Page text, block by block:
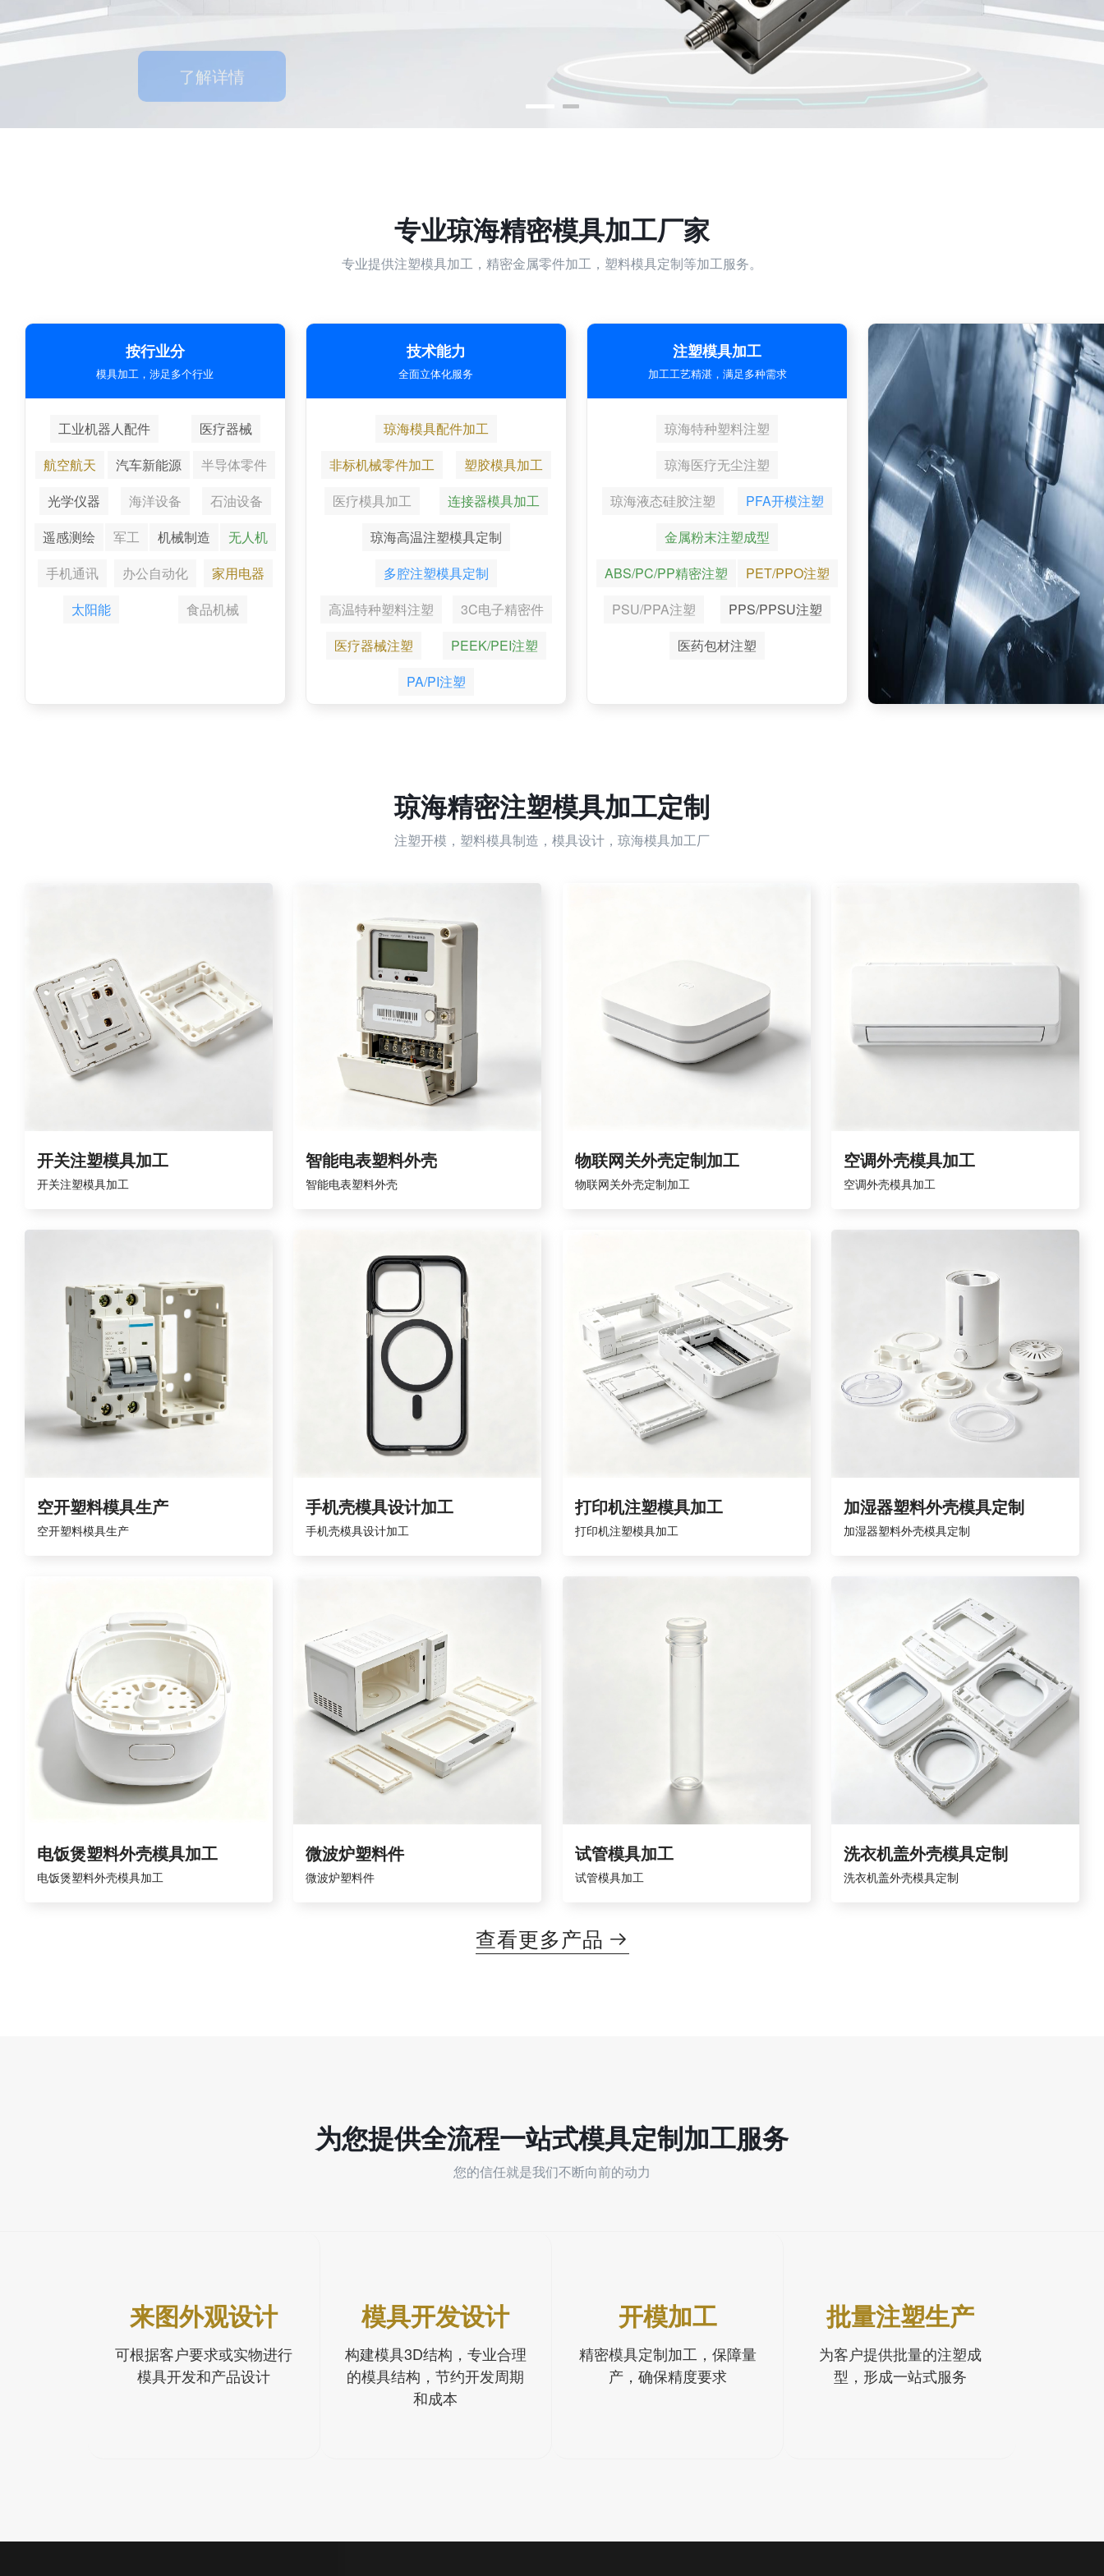
了解详情
专业琼海精密模具加工厂家
专业提供注塑模具加工，精密金属零件加工，塑料模具定制等加工服务。
按行业分
模具加工，涉足多个行业
工业机器人配件
医疗器械
航空航天
汽车新能源
半导体零件
光学仪器
海洋设备
石油设备
遥感测绘
军工 机械制造
无人机
手机通讯
办公自动化
家用电器
太阳能
食品机械
技术能力
全面立体化服务
琼海模具配件加工
非标机械零件加工
塑胶模具加工
医疗模具加工
连接器模具加工
琼海高温注塑模具定制
多腔注塑模具定制
高温特种塑料注塑
3C电子精密件
医疗器械注塑
PEEK/PEI注塑
PA/PI注塑
注塑模具加工
加工工艺精湛，满足多种需求
琼海特种塑料注塑
琼海医疗无尘注塑
琼海液态硅胶注塑
PFA开模注塑
金属粉末注塑成型
ABS/PC/PP精密注塑
PET/PPO注塑
PSU/PPA注塑
PPS/PPSU注塑
医药包材注塑
琼海精密注塑模具加工定制
注塑开模，塑料模具制造，模具设计，琼海模具加工厂
开关注塑模具加工
开关注塑模具加工
智能电表塑料外壳
智能电表塑料外壳
物联网关外壳定制加工
物联网关外壳定制加工
空调外壳模具加工
空调外壳模具加工
空开塑料模具生产
空开塑料模具生产
手机壳模具设计加工
手机壳模具设计加工
打印机注塑模具加工
打印机注塑模具加工
加湿器塑料外壳模具定制
加湿器塑料外壳模具定制
电饭煲塑料外壳模具加工
电饭煲塑料外壳模具加工
微波炉塑料件
微波炉塑料件
试管模具加工
试管模具加工
洗衣机盖外壳模具定制
洗衣机盖外壳模具定制
查看更多产品 
为您提供全流程一站式模具定制加工服务
您的信任就是我们不断向前的动力
来图外观设计
可根据客户要求或实物进行
模具开发和产品设计
模具开发设计
构建模具3D结构，专业合理
的模具结构，节约开发周期
和成本
开模加工
精密模具定制加工，保障量
产，确保精度要求
批量注塑生产
为客户提供批量的注塑成
型，形成一站式服务